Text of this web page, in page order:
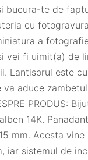
bucura-te de
cu
a
vei fi uimit(a) de
Lantisorul este
va aduce
PRODUS:
14K.
mm. Acesta vine
iar sistemul de